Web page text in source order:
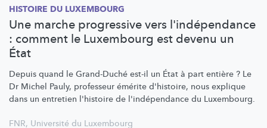
HISTOIRE DU LUXEMBOURG
Une marche progressive vers l'indépendance
: comment le Luxembourg est devenu un
État
Depuis quand le Grand-Duché est-il un État à part entière ? Le
Dr Michel Pauly, professeur émérite d'histoire, nous explique
dans un entretien l'histoire de l'indépendance du Luxembourg.
FNR, Université du Luxembourg